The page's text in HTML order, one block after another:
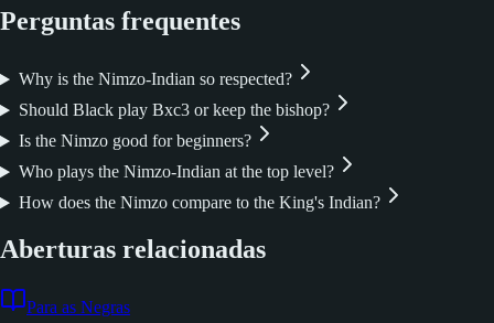
Perguntas frequentes
Why is the Nimzo-Indian so respected?
Should Black play Bxc3 or keep the bishop?
Is the Nimzo good for beginners?
Who plays the Nimzo-Indian at the top level?
How does the Nimzo compare to the King's Indian?
Aberturas relacionadas
Para as Negras